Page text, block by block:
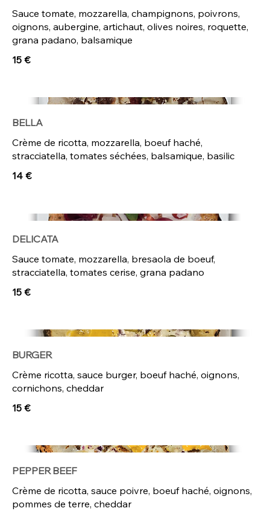
Sauce tomate, mozzarella, champignons, poivrons,
oignons, aubergine, artichaut, olives noires, roquette,
grana padano, balsamique
15 €
BELLA
Crème de ricotta, mozzarella, boeuf haché,
stracciatella, tomates séchées, balsamique, basilic
14 €
DELICATA
Sauce tomate, mozzarella, bresaola de boeuf,
stracciatella, tomates cerise, grana padano
15 €
BURGER
Crème ricotta, sauce burger, boeuf haché, oignons,
cornichons, cheddar
15 €
PEPPER BEEF
Crème de ricotta, sauce poivre, boeuf haché, oignons,
pommes de terre, cheddar